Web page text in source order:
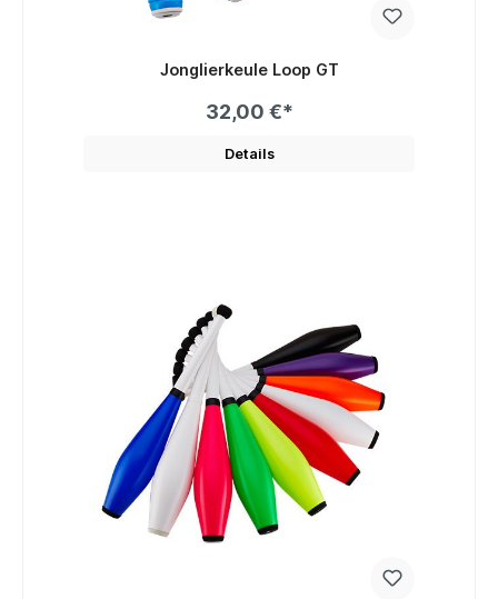
Jonglierkeule Loop GT
32,00 €*
Details